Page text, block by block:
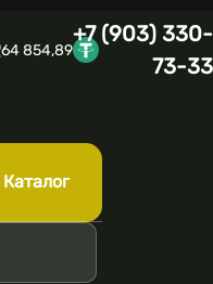
64 854,89
+7 (903) 330-
73-33
Каталог